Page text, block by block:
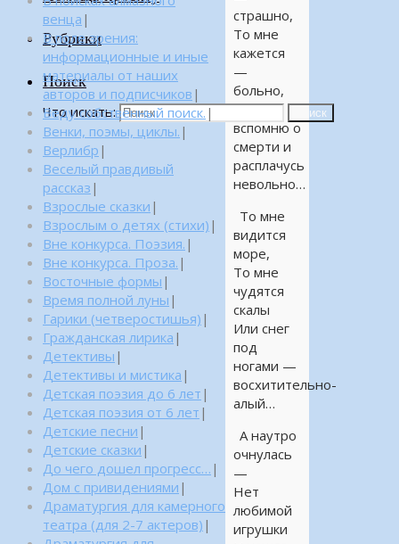
Рубрики
Поиск
Что искать: Поиск
страшно,
То мне
кажется
—
больно,
То я
вспомню о
смерти и
расплачусь
невольно…
То мне
видится
море,
То мне
чудятся
скалы
Или снег
под
ногами —
восхитительно-
алый…
А наутро
очнулась
—
Нет
любимой
игрушки
венца |
В поле зрения:
информационные и иные
материалы от наших
авторов и подписчиков |
Веду собственный поиск. |
Венки, поэмы, циклы. |
Верлибр |
Веселый правдивый
рассказ |
Взрослые сказки |
Взрослым о детях (стихи) |
Вне конкурса. Поэзия. |
Вне конкурса. Проза. |
Восточные формы |
Время полной луны |
Гарики (четверостишья) |
Гражданская лирика |
Детективы |
Детективы и мистика |
Детская поэзия до 6 лет |
Детская поэзия от 6 лет |
Детские песни |
Детские сказки |
До чего дошел прогресс… |
Дом с привидениями |
Драматургия для камерного
театра (для 2-7 актеров) |